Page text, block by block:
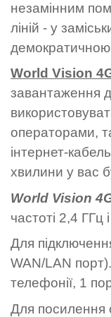
незамінним
ліній - у
демократичною
World Vision
завантаження
операторами,
інтернет-
хвилини у вас
World Vision
частоті 2,4 ГГц
Для
WAN/LAN
телефонії, 1
Для посилення